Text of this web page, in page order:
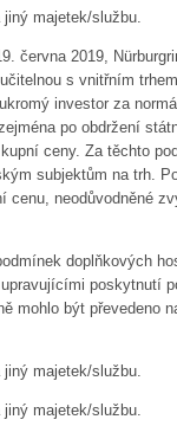
majetek/službu.
června 2019,
s vnitřním
investor za
po obdržení
ceny. Za těchto
subjektům na trh.
neodůvodněné
doplňkových
poskytnutí
mohlo být převedeno
majetek/službu.
majetek/službu.